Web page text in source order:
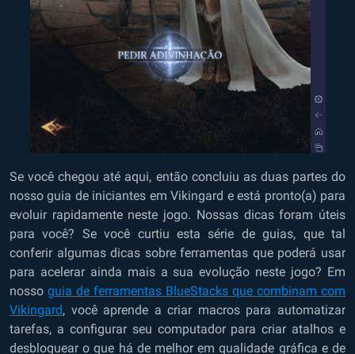
Se você chegou até aqui, então concluiu as duas partes do
nosso guia de iniciantes em Vikingard e está pronto(a) para
evoluir rapidamente neste jogo. Nossas dicas foram úteis
para você? Se você curtiu esta série de guias, que tal
conferir algumas dicas sobre ferramentas que poderá usar
para acelerar ainda mais a sua evolução neste jogo? Em
nosso guia de ferramentas BlueStacks que combinam com
Vikingard, você aprende a criar macros para automatizar
tarefas, a configurar seu computador para criar atalhos e
desbloquear o que há de melhor em qualidade gráfica e de